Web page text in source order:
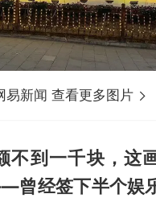
易新闻 查看更多图片
不到一千块，这
曾经签下半个娱